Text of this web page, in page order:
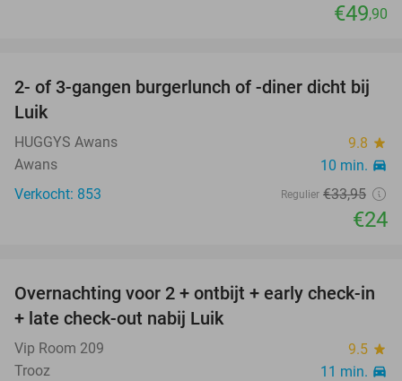
€49,90
29%
2- of 3-gangen burgerlunch of -diner dicht bij
Luik
HUGGYS Awans 9.8 star
Awans 10 min. directions_car
Verkocht: 853 Regulier €33,95
€24
54%
Overnachting voor 2 + ontbijt + early check-in
+ late check-out nabij Luik
Vip Room 209 9.5 star
Trooz 11 min. directions_car